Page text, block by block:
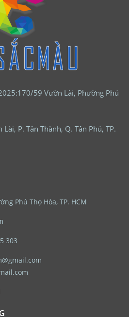
59 Vườn Lài, Phường Phú
P. Tân Thành, Q. Tân Phú, TP.
Phú Thọ Hòa, TP. HCM
303